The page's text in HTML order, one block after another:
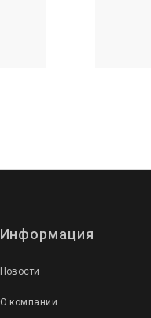
Информация
Новости
О компании